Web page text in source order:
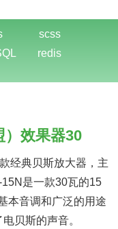
scss
redis
效果器30
经典贝斯放大器，主
是一款30瓦的15
本音调和广泛的用途
贝斯的声音。